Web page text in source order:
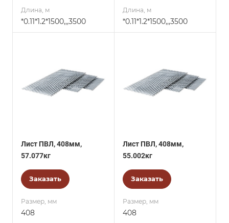
Длина, м
*0.11*1.2*1500,,,3500
Длина, м
*0.11*1.2*1500,,,3500
Лист ПВЛ, 408мм,
57.077кг
Заказать
Размер, мм
408
Лист ПВЛ, 408мм,
55.002кг
Заказать
Размер, мм
408